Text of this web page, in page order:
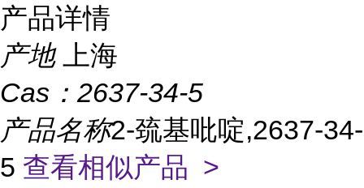
产品详情
产地
上海
Cas： 2637-34-5
产品名称2-巯基吡啶,2637-34-
5 查看相似产品 >